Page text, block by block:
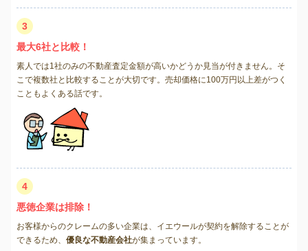
3
最大6社と比較！
素人では1社のみの不動産査定金額が高いかどうか見当が付きません。そ
こで複数社と比較することが大切です。売却価格に100万円以上差がつく
こともよくある話です。
4
悪徳企業は排除！
お客様からのクレームの多い企業は、イエウールが契約を解除することが
できるため、 優良な不動産会社が集まっています。